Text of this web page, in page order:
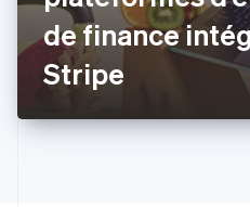
de finance
Stripe
Hongrie
English
Inde
English
English